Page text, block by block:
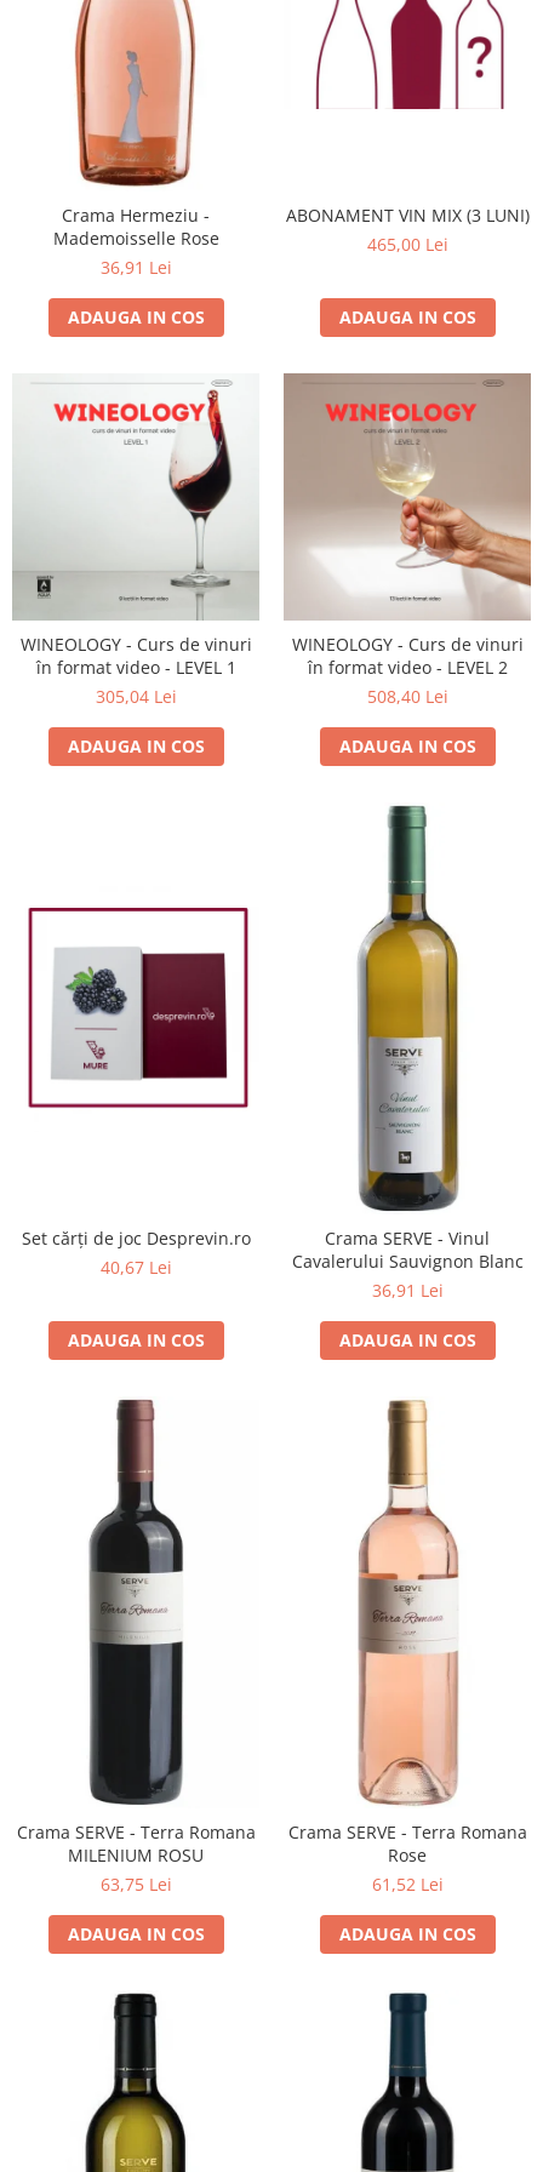
Crama Hermeziu -
Mademoisselle Rose
36,91 Lei
ADAUGA IN COS
ABONAMENT VIN MIX (3 LUNI)
465,00 Lei
ADAUGA IN COS
WINEOLOGY - Curs de vinuri
în format video - LEVEL 1
305,04 Lei
ADAUGA IN COS
WINEOLOGY - Curs de vinuri
în format video - LEVEL 2
508,40 Lei
ADAUGA IN COS
Set cărți de joc Desprevin.ro
40,67 Lei
ADAUGA IN COS
Crama SERVE - Vinul
Cavalerului Sauvignon Blanc
36,91 Lei
ADAUGA IN COS
Crama SERVE - Terra Romana
MILENIUM ROSU
63,75 Lei
ADAUGA IN COS
Crama SERVE - Terra Romana
Rose
61,52 Lei
ADAUGA IN COS